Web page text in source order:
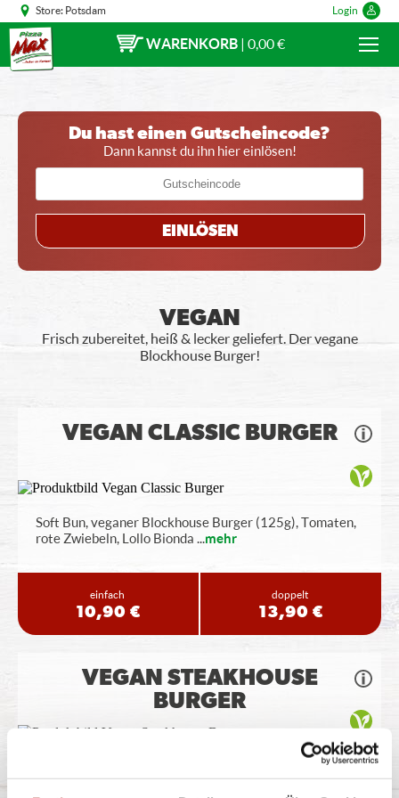
Store: Potsdam Login
WARENKORB | 0,00 €
Du hast einen Gutscheincode?
Dann kannst du ihn hier einlösen!
EINLÖSEN
VEGAN
Frisch zubereitet, heiß & lecker geliefert. Der vegane
Blockhouse Burger!
VEGAN CLASSIC BURGER
Soft Bun, veganer Blockhouse Burger (125g), Tomaten,
rote Zwiebeln, Lollo Bionda ...mehr
einfach
10,90 €
doppelt
13,90 €
VEGAN STEAKHOUSE
BURGER
Soft Bun, veganer Blockhouse Burger (125g), Tomaten,
Röstzwiebeln, Lollo Bionda...mehr